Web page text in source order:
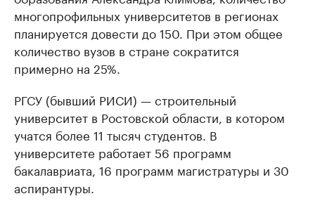
многопрофильных университетов в регионах
планируется довести до 150. При этом общее
количество вузов в стране сократится
примерно на 25%.
РГСУ (бывший РИСИ) — строительный
университет в Ростовской области, в котором
учатся более 11 тысяч студентов. В
университете работает 56 программ
бакалавриата, 16 программ магистратуры и 30
аспирантуры.